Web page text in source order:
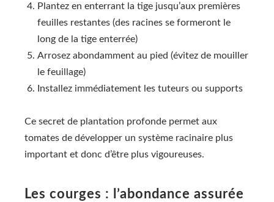
Plantez en enterrant la tige jusqu’aux premières
feuilles restantes (des racines se formeront le
long de la tige enterrée)
Arrosez abondamment au pied (évitez de mouiller
le feuillage)
Installez immédiatement les tuteurs ou supports
Ce secret de plantation profonde permet aux
tomates de développer un système racinaire plus
important et donc d’être plus vigoureuses.
Les courges : l’abondance assurée